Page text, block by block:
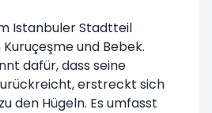
Istanbuler Stadtteil
und Bebek.
dafür, dass seine
erstreckt sich
den Hügeln. Es umfasst